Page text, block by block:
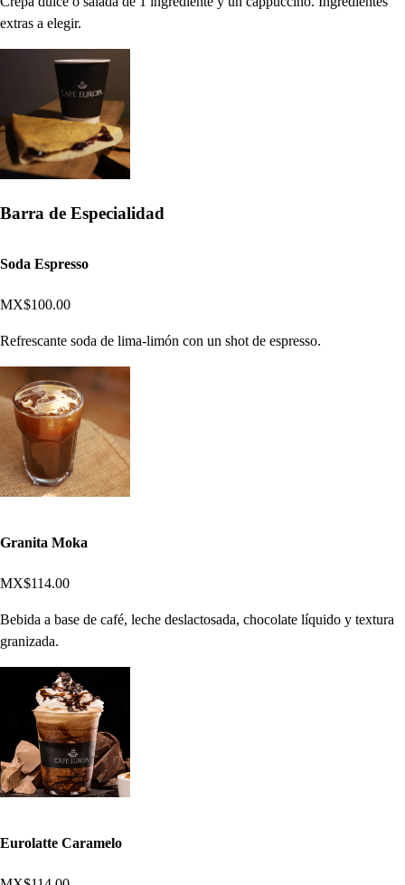
extras a elegir.
Barra de Especialidad
Soda Espresso
MX$100.00
Refrescante soda de lima-limón con un shot de espresso.
Granita Moka
MX$114.00
Bebida a base de café, leche deslactosada, chocolate líquido y textura
granizada.
Eurolatte Caramelo